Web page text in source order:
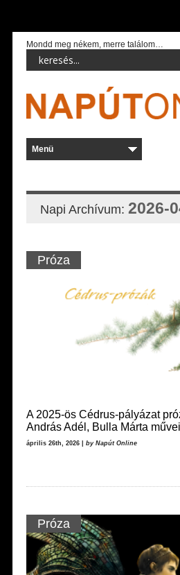
Mondd meg nékem, merre találom…
Napi Archívum: 2026-
Próza
A 2025-ös Cédrus-pályázat
András Adél, Bulla Márta
április 26th, 2026 | by Napút Online
Próza